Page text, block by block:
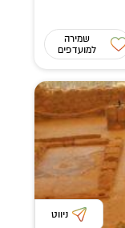
שמירה
למועדפים
ניווט